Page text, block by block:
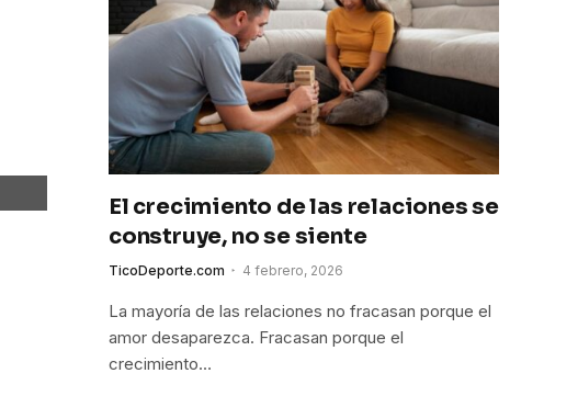
El crecimiento de las relaciones se
construye, no se siente
TicoDeporte.com 4 febrero, 2026
La mayoría de las relaciones no fracasan porque el
amor desaparezca. Fracasan porque el
crecimiento…